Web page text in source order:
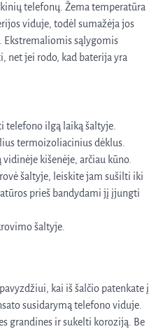
telefonų. Žema temperatūra
viduje, todėl sumažėja jos
Ekstremaliomis sąlygomis
net jei rodo, kad baterija yra
telefono ilgą laiką šaltyje.
termoizoliacinius dėklus.
vidinėje kišenėje, arčiau kūno.
šaltyje, leiskite jam sušilti iki
prieš bandydami jį įjungti
šaltyje.
kai iš šalčio patenkate į
susidarymą telefono viduje.
grandines ir sukelti koroziją. Be